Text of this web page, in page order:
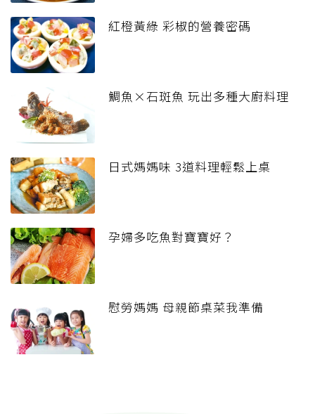
紅橙黃綠 彩椒的營養密碼
鯛魚×石斑魚 玩出多種大廚料理
日式媽媽味 3道料理輕鬆上桌
孕婦多吃魚對寶寶好？
慰勞媽媽 母親節桌菜我準備